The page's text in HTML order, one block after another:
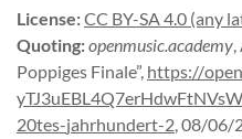
License:CC BY-SA 4.0 (any
Quoting:openmusic.academy,
Poppiges Finale”, https://
20tes-jahrhundert-2,08/06/